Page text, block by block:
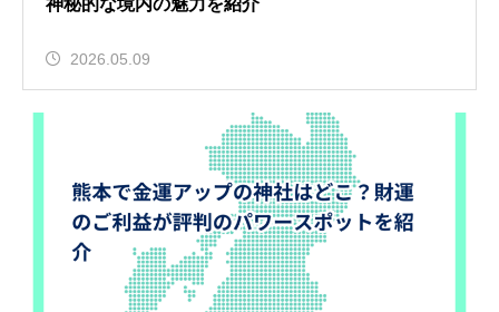
神秘的な境内の魅力を紹介
2026.05.09